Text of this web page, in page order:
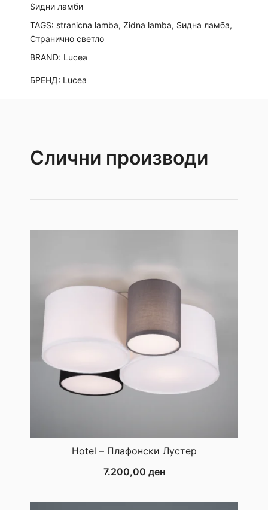
Ѕидни ламби
TAGS: stranicna lamba, Zidna lamba, Ѕидна ламба,
Странично светло
BRAND: Lucea
БРЕНД: Lucea
Слични производи
Hotel – Плафонски Лустер
7.200,00 ден